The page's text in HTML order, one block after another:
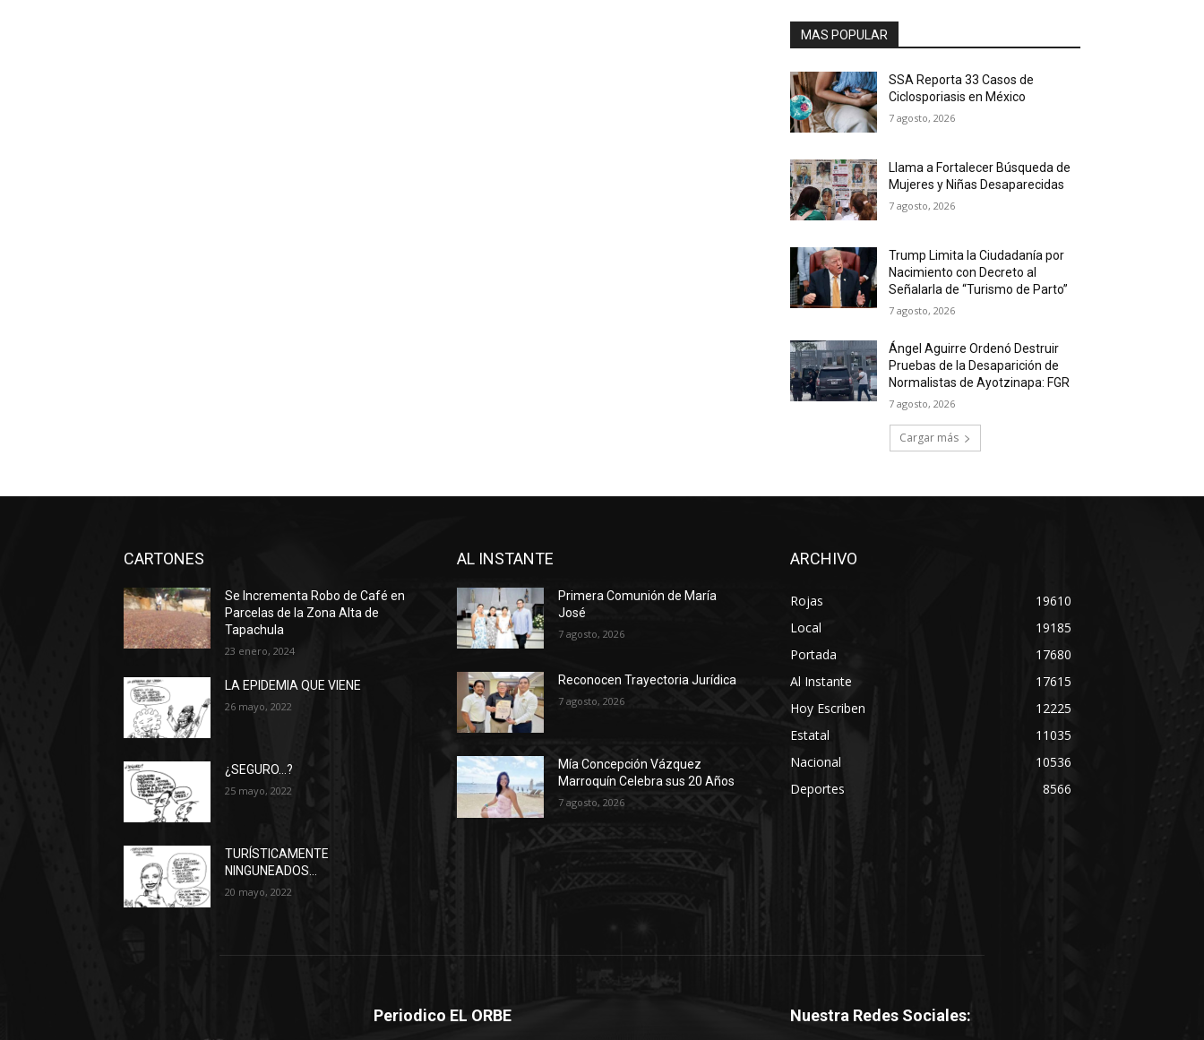
MAS POPULAR
SSA Reporta 33 Casos de
Ciclosporiasis en México
7 agosto, 2026
Llama a Fortalecer Búsqueda de
Mujeres y Niñas Desaparecidas
7 agosto, 2026
Trump Limita la Ciudadanía por
Nacimiento con Decreto al
Señalarla de “Turismo de Parto”
7 agosto, 2026
Ángel Aguirre Ordenó Destruir
Pruebas de la Desaparición de
Normalistas de Ayotzinapa: FGR
7 agosto, 2026
Cargar más
CARTONES
Se Incrementa Robo de Café en
Parcelas de la Zona Alta de
Tapachula
23 enero, 2024
LA EPIDEMIA QUE VIENE
26 mayo, 2022
¿SEGURO…?
25 mayo, 2022
TURÍSTICAMENTE
NINGUNEADOS…
20 mayo, 2022
AL INSTANTE
Primera Comunión de María
José
7 agosto, 2026
Reconocen Trayectoria Jurídica
7 agosto, 2026
Mía Concepción Vázquez
Marroquín Celebra sus 20 Años
7 agosto, 2026
ARCHIVO
Rojas
19610
Local
19185
Portada
17680
Al Instante
17615
Hoy Escriben
12225
Estatal
11035
Nacional
10536
Deportes
8566
Periodico EL ORBE Nuestra Redes Sociales: